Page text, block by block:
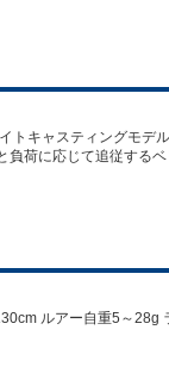
トキャスティングモデ
負荷に応じて追従する
ルアー自重5～28g